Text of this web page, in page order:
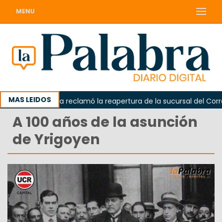
MENU
MAS LEIDOS
Odarda reclamó la reapertura de la sucursal del Correo
A 100 años de la asunción
de Yrigoyen